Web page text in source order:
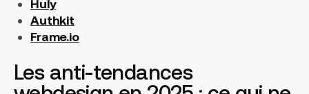
Huly
Authkit
Frame.io
Les anti-tendances